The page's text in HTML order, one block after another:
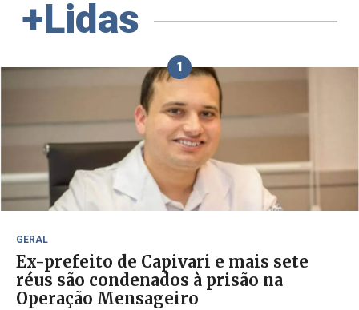
+Lidas
1
GERAL
Ex-prefeito de Capivari e mais sete
réus são condenados à prisão na
Operação Mensageiro